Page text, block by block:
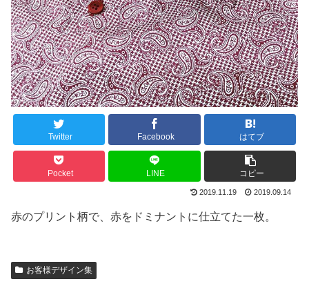
Twitter Facebook はてブ
Pocket LINE コピー
2019.11.19 2019.09.14
赤のプリント柄で、赤をドミナントに仕立てた一枚。
お客様デザイン集